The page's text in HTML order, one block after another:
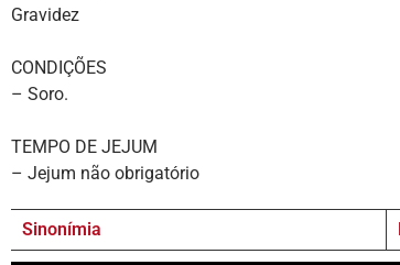
Gravidez
CONDIÇÕES
– Soro.
TEMPO DE JEJUM
– Jejum não obrigatório
Sinonímia